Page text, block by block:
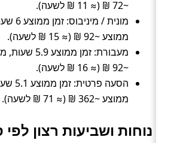
~72 ₪ (≈ 11 ₪ לשעה).
מונית /
ממוצע ~92 ₪ (≈ 15 ₪ לשעה).
מעבורת: זמן
~92 ₪ (≈ 16 ₪ לשעה).
הסעה
ממוצע ~362 ₪ (≈ 71 ₪ לשעה).
נוחות ושביעות רצון לפי